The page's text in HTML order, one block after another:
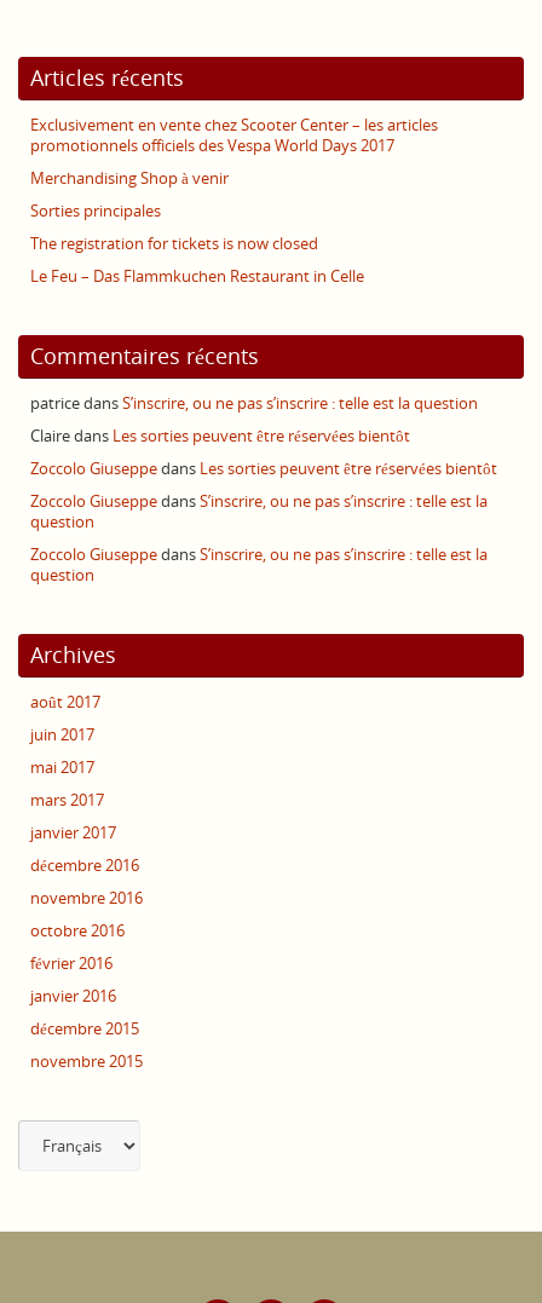
Articles récents
Exclusivement en vente chez Scooter Center – les articles
promotionnels officiels des Vespa World Days 2017
Merchandising Shop à venir
Sorties principales
The registration for tickets is now closed
Le Feu – Das Flammkuchen Restaurant in Celle
Commentaires récents
patricedansS’inscrire, ou ne pas s’inscrire : telle est la question
Clairedans Les sorties peuvent être réservées bientôt
Zoccolo Giuseppedans Les sorties peuvent être réservées bientôt
Zoccolo GiuseppedansS’inscrire, ou ne pas s’inscrire : telle est la
question
Zoccolo GiuseppedansS’inscrire, ou ne pas s’inscrire : telle est la
question
Archives
août 2017
juin 2017
mai 2017
mars 2017
janvier 2017
décembre 2016
novembre 2016
octobre 2016
février 2016
janvier 2016
décembre 2015
novembre 2015
Choisir
une
langue